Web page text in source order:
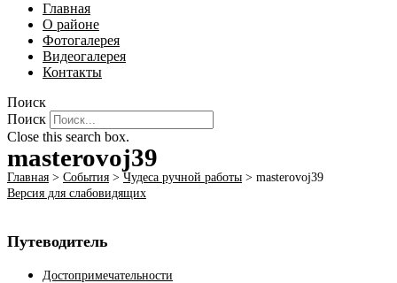
Главная
О районе
Фотогалерея
Видеогалерея
Контакты
Поиск
Поиск
Close this search box.
masterovoj39
Главная > События > Чудеса ручной работы > masterovoj39
Версия для слабовидящих
Путеводитель
Достопримечательности